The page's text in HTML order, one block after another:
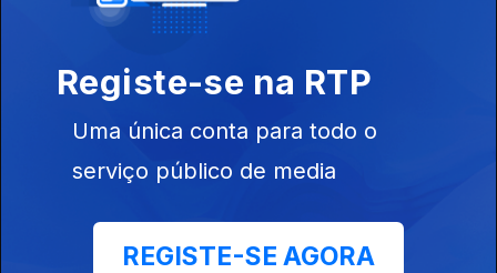
Registe-se na RTP
Uma única conta para todo o
serviço público de media
REGISTE-SE AGORA